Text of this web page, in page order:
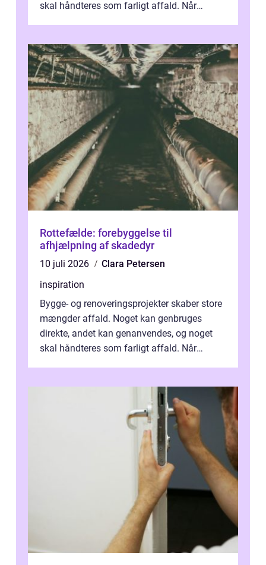
skal håndteres som farligt affald. Når
Rottefælde: forebyggelse til
afhjælpning af skadedyr
10 juli 2026
Clara Petersen
inspiration
Bygge- og renoveringsprojekter skaber store
mængder affald. Noget kan genbruges
direkte, andet kan genanvendes, og noget
skal håndteres som farligt affald. Når